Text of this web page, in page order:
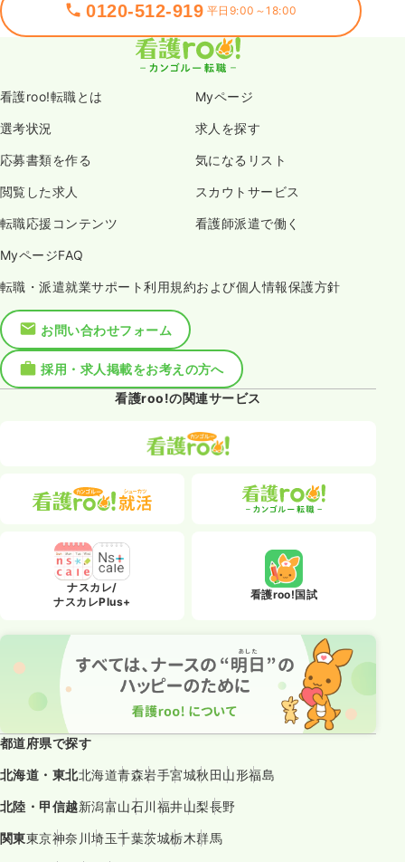
0120-512-919 平日9:00～18:00
看護roo!転職とは Myページ
選考状況 求人を探す
応募書類を作る 気になるリスト
閲覧した求人 スカウトサービス
転職応援コンテンツ 看護師派遣で働く
MyページFAQ
転職・派遣就業サポート利用規約および個人情報保護方針
お問い合わせフォーム
採用・求人掲載をお考えの方へ
看護roo!の関連サービス
ナスカレ/
ナスカレPlus+
看護roo!国試
都道府県で探す
北海道・東北北海道青森岩手宮城秋田山形福島
北陸・甲信越新潟富山石川福井山梨長野
関東東京神奈川埼玉千葉茨城栃木群馬